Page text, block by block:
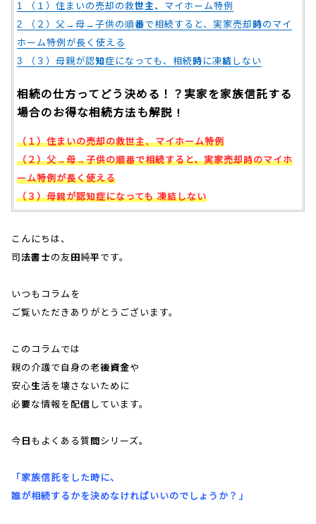
YouTube
1 （１）住まいの売却の救世主、マイホーム特例
2 （２）父→母→子供の順番で相続すると、実家売却時のマイ
ホーム特例が長く使える
3 （３）母親が認知症になっても、相続時に凍結しない
相続の仕方ってどう決める！？実家を家族信託する
場合のお得な相続方法も解説！
（１）住まいの売却の救世主、マイホーム特例
（２）父→母→子供の順番で相続すると、実家売却時のマイホ
ーム特例が長く使える
（３）母親が認知症になっても 凍結しない
こんにちは、
司法書士の友田純平です。
いつもコラムを
ご覧いただきありがとうございます。
このコラムでは
親の介護で自身の老後資金や
安心生活を壊さないために
必要な情報を配信しています。
今日もよくある質問シリーズ。
「家族信託をした時に、
誰が相続するかを決めなければいいのでしょうか？」